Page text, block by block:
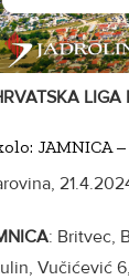
LIGA
JAMNICA
: Britvec,
Vučićević